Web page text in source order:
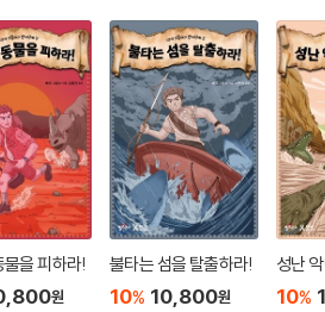
을 피하라!
원
불타는 섬을 탈출하라!
10% 10,800원
성난
10%